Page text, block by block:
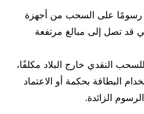
على السحب من أجهزة
قد تصل إلى مبالغ مرتفعة
النقدي خارج البلاد مكلفًا،
البطاقة بحكمة أو الاعتماد
الزائدة.